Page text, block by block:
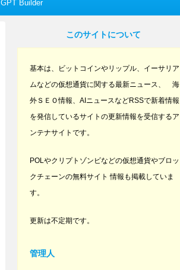
GPT Builder
このサイトについて
基本は、ビットコインやリップル、イーサリア
ムなどの仮想通貨に関する最新ニュース、 海
外ＳＥＯ情報、AIニュースなどRSSで新着情報
を発信しているサイトの更新情報を受信するア
ンテナサイトです。
POLやクリプトゾンビなどの仮想通貨やブロッ
クチェーンの無料サイト 情報も掲載していま
す。
更新は不定期です。
管理人